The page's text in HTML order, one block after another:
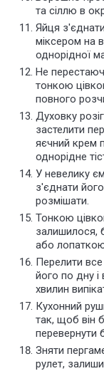
та сіллю в
Яйця
міксером на
однорідної
Не
тонкою
повного
Духовку
застелити
яєчний крем
однорідне
У невелику
з'єднати
розмішати.
Тонкою
залишилося,
або
Перелити все
його по дну і
хвилин
Кухонний
так, щоб він
перевернути
Зняти
рулет,